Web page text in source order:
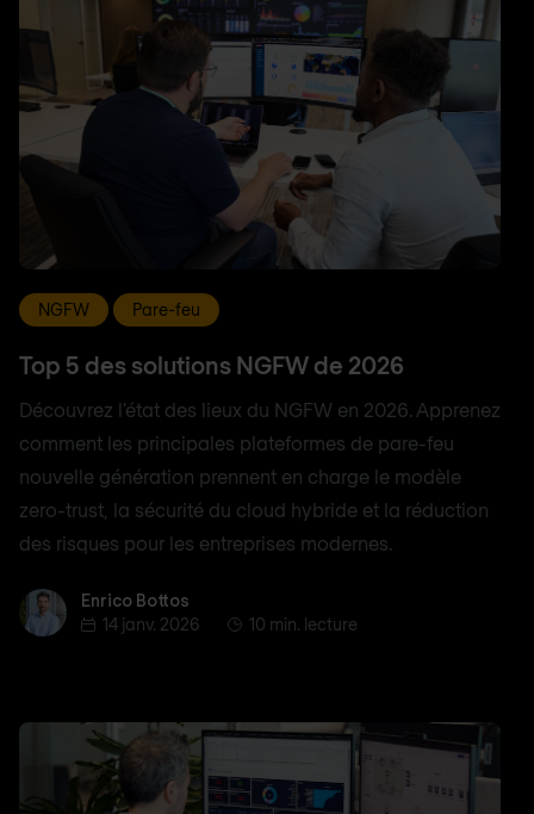
NGFW Pare-feu
Top 5 des solutions NGFW de 2026
Découvrez l'état des lieux du NGFW en 2026. Apprenez
comment les principales plateformes de pare-feu
nouvelle génération prennent en charge le modèle
zero-trust, la sécurité du cloud hybride et la réduction
des risques pour les entreprises modernes.
Enrico BottosEnrico Bottos
14 janv. 2026
10 min. lecture